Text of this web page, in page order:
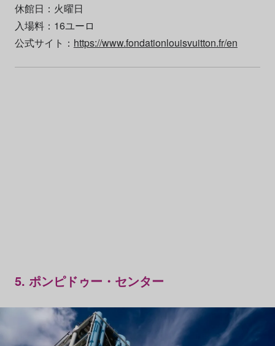
休館日：火曜日
入場料：16ユーロ
公式サイト： https://www.fondationlouisvuitton.fr/en
5. ポンピドゥー・センター